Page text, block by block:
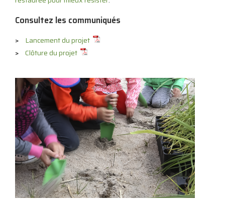
Consultez les communiqués
Lancement du projet
Clôture du projet